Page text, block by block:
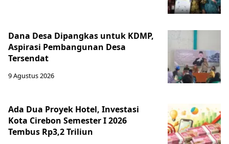
Dana Desa Dipangkas untuk KDMP,
Aspirasi Pembangunan Desa
Tersendat
9 Agustus 2026
Ada Dua Proyek Hotel, Investasi
Kota Cirebon Semester I 2026
Tembus Rp3,2 Triliun